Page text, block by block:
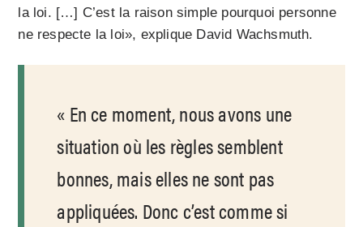
la loi. […] C’est la raison simple pourquoi personne
ne respecte la loi», explique David Wachsmuth.
En ce moment, nous avons une
situation où les règles semblent
bonnes, mais elles ne sont pas
appliquées. Donc c’est comme si